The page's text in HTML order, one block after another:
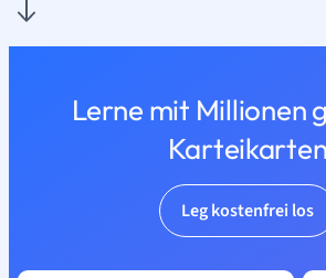
Lerne mit Millionen
Karteikarten
Leg kostenfrei los